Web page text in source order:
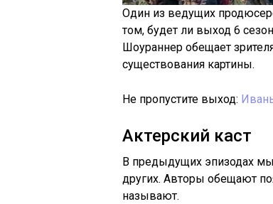
Один из ведущих
том, будет ли выход 6
Шоураннер обещает
существования картины.
Не пропустите выход:
Актерский каст
В предыдущих эпизодах
других. Авторы обещают
называют.